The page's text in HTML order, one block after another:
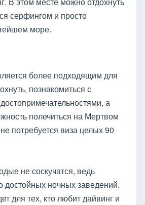
серфингом и просто
море.
более подходящим для
познакомиться с
а
полечиться на Мертвом
потребуется виза целых 90
не соскучатся, ведь
достойных ночных заведений.
для тех, кто любит дайвинг и